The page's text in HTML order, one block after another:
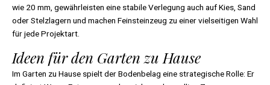
wie 20 mm, gewährleisten eine stabile Verlegung auch auf Kies, Sand
oder Stelzlagern und machen Feinsteinzeug zu einer vielseitigen Wahl
für jede Projektart.
Ideen für den Garten zu Hause
Im Garten zu Hause spielt der Bodenbelag eine strategische Rolle: Er